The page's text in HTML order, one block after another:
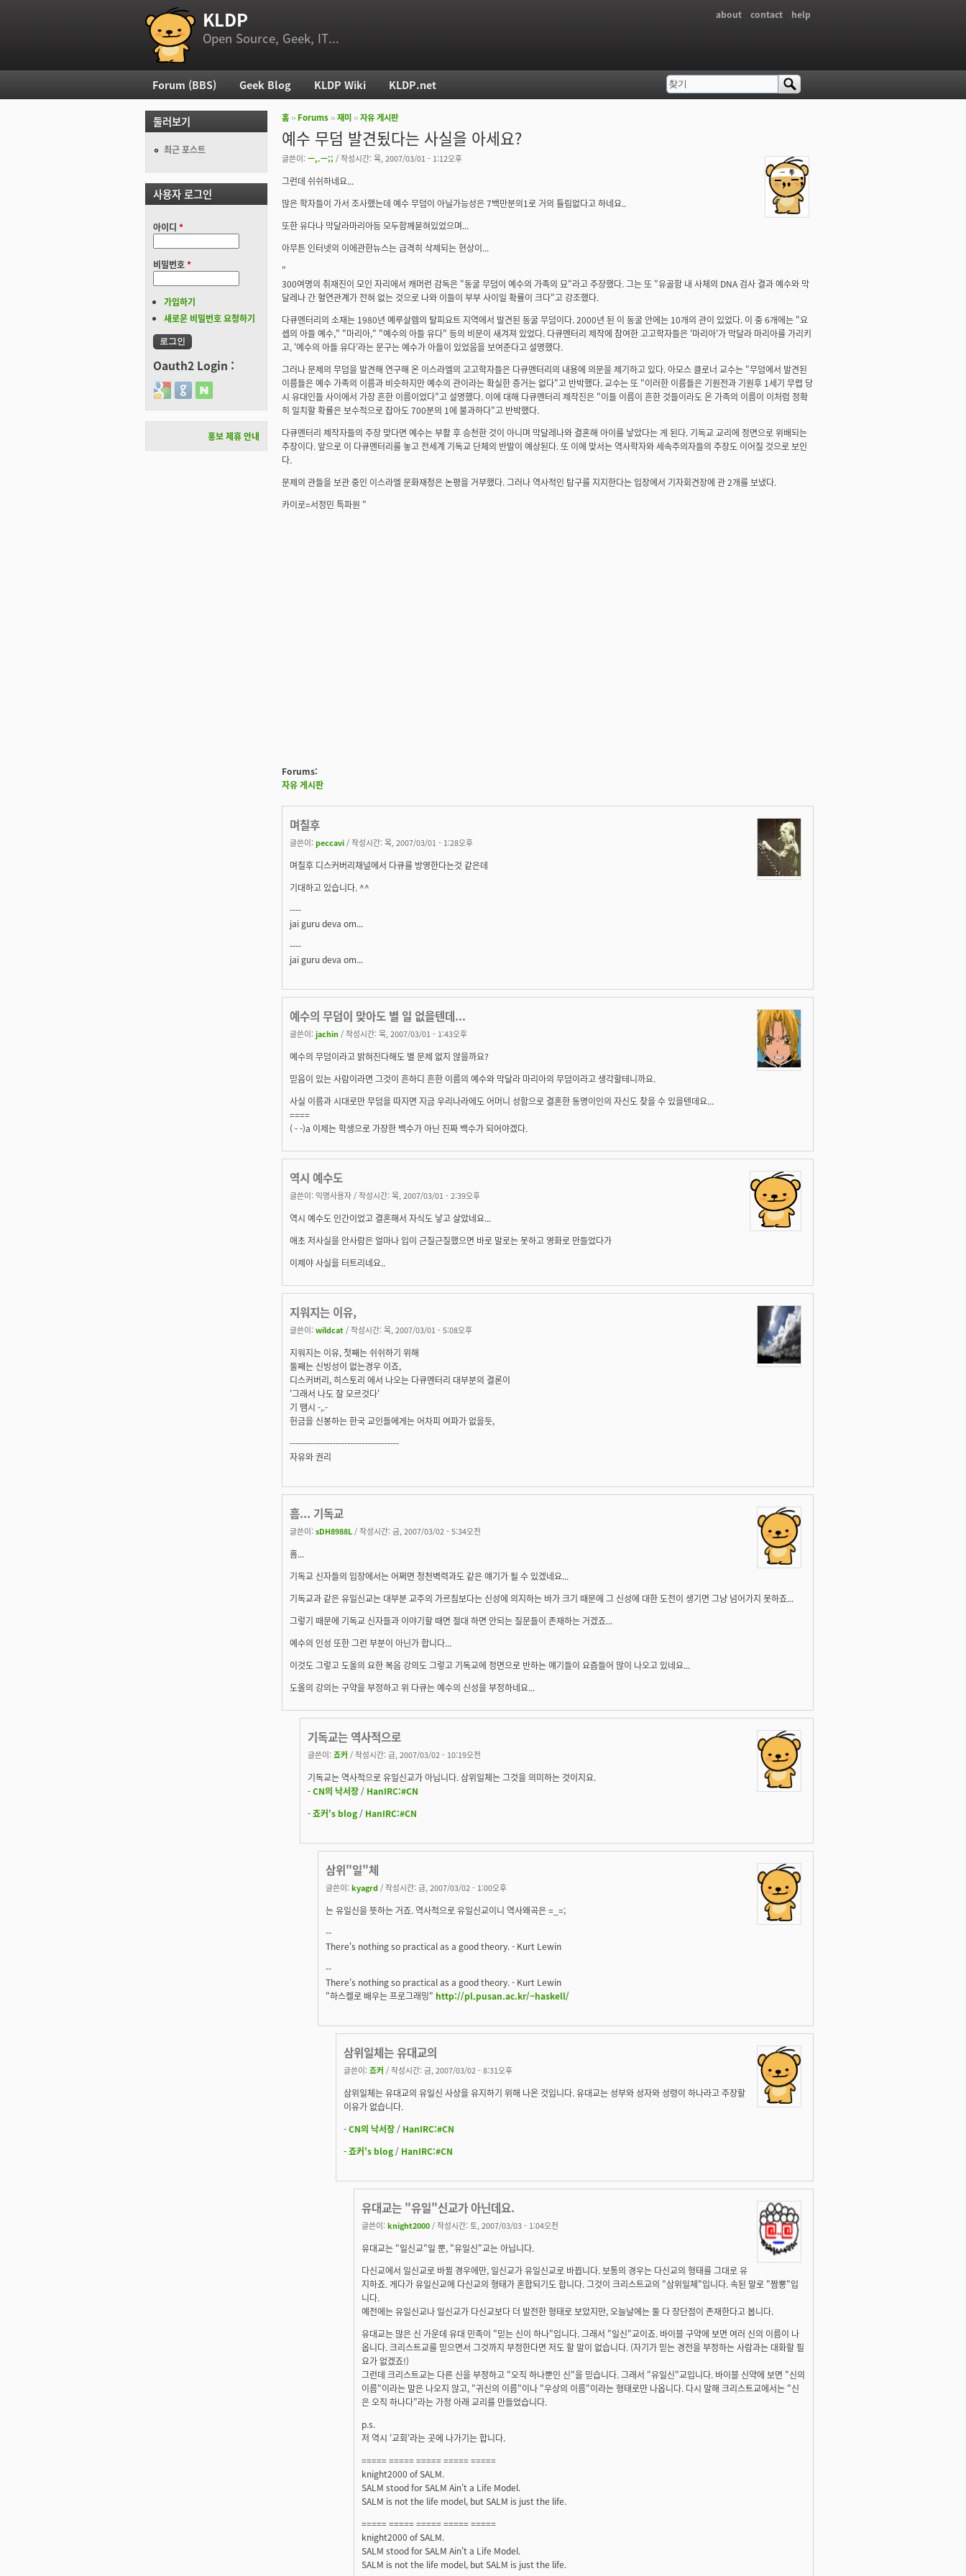
부 메뉴
about contact help
KLDP
Open Source, Geek, IT...
현재 위치
홈 ›› Forums ››재미 ››자유 게시판
예수 무덤 발견됬다는 사실을 아세요?
글쓴이: ㅡ,.ㅡ;; / 작성시간: 목, 2007/03/01 - 1:12오후
그런데 쉬쉬하네요...
많은 학자들이 가서 조사했는데 예수 무덤이 아닐가능성은 7백만분의1로 거의 틀림없다고 하네요..
또한 유다나 막달라마리아등 모두함께묻혀있었으며...
아무튼 인터넷의 이에관한뉴스는 급격히 삭제되는 현상이...
"
300여명의 취재진이 모인 자리에서 캐머런 감독은 "동굴 무덤이 예수의 가족의 묘"라고 주장했다. 그는 또 "유골함 내 사체의 DNA 검사 결과 예수와 막
달레나 간 혈연관계가 전혀 없는 것으로 나와 이들이 부부 사이일 확률이 크다"고 강조했다.
다큐멘터리의 소재는 1980년 예루살렘의 탈피요트 지역에서 발견된 동굴 무덤이다. 2000년 된 이 동굴 안에는 10개의 관이 있었다. 이 중 6개에는 "요
셉의 아들 예수," "마리아," "예수의 아들 유다" 등의 비문이 새겨져 있었다. 다큐멘터리 제작에 참여한 고고학자들은 '마리아'가 막달라 마리아를 가리키
고, '예수의 아들 유다'라는 문구는 예수가 아들이 있었음을 보여준다고 설명했다.
그러나 문제의 무덤을 발견해 연구해 온 이스라엘의 고고학자들은 다큐멘터리의 내용에 의문을 제기하고 있다. 아모스 클로너 교수는 "무덤에서 발견된
이름들은 예수 가족의 이름과 비슷하지만 예수의 관이라는 확실한 증거는 없다"고 반박했다. 교수는 또 "이러한 이름들은 기원전과 기원후 1세기 무렵 당
시 유대인들 사이에서 가장 흔한 이름이었다"고 설명했다. 이에 대해 다큐멘터리 제작진은 "이들 이름이 흔한 것들이라도 온 가족의 이름이 이처럼 정확
히 일치할 확률은 보수적으로 잡아도 700분의 1에 불과하다"고 반박했다.
다큐멘터리 제작자들의 주장 맞다면 예수는 부활 후 승천한 것이 아니며 막달레나와 결혼해 아이를 낳았다는 게 된다. 기독교 교리에 정면으로 위배되는
주장이다. 앞으로 이 다큐멘터리를 놓고 전세계 기독교 단체의 반발이 예상된다. 또 이에 맞서는 역사학자와 세속주의자들의 주장도 이어질 것으로 보인
다.
문제의 관들을 보관 중인 이스라엘 문화재청은 논평을 거부했다. 그러나 역사적인 탐구를 지지한다는 입장에서 기자회견장에 관 2개를 보냈다.
카이로=서정민 특파원 "
Forums:
자유 게시판
며칠후
글쓴이: peccavi / 작성시간: 목, 2007/03/01 - 1:28오후
며칠후 디스커버리채널에서 다큐를 방영한다는것 같은데
기대하고 있습니다. ^^
----
jai guru deva om...
----
jai guru deva om...
예수의 무덤이 맞아도 별 일 없을텐데...
글쓴이: jachin / 작성시간: 목, 2007/03/01 - 1:43오후
예수의 무덤이라고 밝혀진다해도 별 문제 없지 않을까요?
믿음이 있는 사람이라면 그것이 흔하디 흔한 이름의 예수와 막달라 마리아의 무덤이라고 생각할테니까요.
사실 이름과 시대로만 무덤을 따지면 지금 우리나라에도 어머니 성함으로 결혼한 동명이인의 자신도 찾을 수 있을텐데요...
====
( - -)a 이제는 학생으로 가장한 백수가 아닌 진짜 백수가 되어야겠다.
역시 예수도
글쓴이: 익명사용자 / 작성시간: 목, 2007/03/01 - 2:39오후
역시 예수도 인간이었고 결혼해서 자식도 낳고 살았네요...
애초 저사실을 안사람은 얼마나 입이 근질근질했으면 바로 말로는 못하고 영화로 만들었다가
이제야 사실을 터트리네요..
지워지는 이유,
글쓴이: wildcat / 작성시간: 목, 2007/03/01 - 5:08오후
지워지는 이유, 첫째는 쉬쉬하기 위해
둘째는 신빙성이 없는경우 이죠,
디스커버리, 히스토리 에서 나오는 다큐멘터리 대부분의 결론이
'그래서 나도 잘 모르것다'
기 땜시 -,.-
헌금을 신봉하는 한국 교인들에게는 어차피 여파가 없을듯,
--------------------------------------
자유와 권리
흠... 기독교
글쓴이: sDH8988L / 작성시간: 금, 2007/03/02 - 5:34오전
흠...
기독교 신자들의 입장에서는 어쩌면 청천벽력과도 같은 얘기가 될 수 있겠네요...
기독교과 같은 유일신교는 대부분 교주의 가르침보다는 신성에 의지하는 바가 크기 때문에 그 신성에 대한 도전이 생기면 그냥 넘어가지 못하죠...
그렇기 때문에 기독교 신자들과 이야기할 때면 절대 하면 안되는 질문들이 존재하는 거겠죠...
예수의 인성 또한 그런 부분이 아닌가 합니다...
이것도 그렇고 도올의 요한 복음 강의도 그렇고 기독교에 정면으로 반하는 얘기들이 요즘들어 많이 나오고 있네요...
도올의 강의는 구약을 부정하고 위 다큐는 예수의 신성을 부정하네요...
기독교는 역사적으로
글쓴이: 죠커 / 작성시간: 금, 2007/03/02 - 10:19오전
기독교는 역사적으로 유일신교가 아닙니다. 삼위일체는 그것을 의미하는 것이지요.
-CN의 낙서장 / HanIRC:#CN
-죠커's blog / HanIRC:#CN
삼위"일"체
글쓴이: kyagrd / 작성시간: 금, 2007/03/02 - 1:00오후
는 유일신을 뜻하는 거죠. 역사적으로 유일신교이니 역사왜곡은 =_=;
--
There's nothing so practical as a good theory. - Kurt Lewin
--
There's nothing so practical as a good theory. - Kurt Lewin
"하스켈로 배우는 프로그래밍" http://pl.pusan.ac.kr/~haskell/
삼위일체는 유대교의
글쓴이: 죠커 / 작성시간: 금, 2007/03/02 - 8:31오후
삼위일체는 유대교의 유일신 사상을 유지하기 위해 나온 것입니다. 유대교는 성부와 성자와 성령이 하나라고 주장할
이유가 없습니다.
-CN의 낙서장 / HanIRC:#CN
-죠커's blog / HanIRC:#CN
유대교는 "유일"신교가 아닌데요.
글쓴이: knight2000 / 작성시간: 토, 2007/03/03 - 1:04오전
유대교는 "일신교"일 뿐, "유일신"교는 아닙니다.
다신교에서 일신교로 바뀔 경우에만, 일신교가 유일신교로 바뀝니다. 보통의 경우는 다신교의 형태를 그대로 유
지하죠. 게다가 유일신교에 다신교의 형태가 혼합되기도 합니다. 그것이 크리스트교의 "삼위일체"입니다. 속된 말로 "짬뽕"입
니다.
예전에는 유일신교나 일신교가 다신교보다 더 발전한 형태로 보았지만, 오늘날에는 둘 다 장단점이 존재한다고 봅니다.
유대교는 많은 신 가운데 유대 민족이 "믿는 신이 하나"입니다. 그래서 "일신"교이죠. 바이블 구약에 보면 여러 신의 이름이 나
옵니다. 크리스트교를 믿으면서 그것까지 부정한다면 저도 할 말이 없습니다. (자기가 믿는 경전을 부정하는 사람과는 대화할 필
요가 없겠죠!)
그런데 크리스트교는 다른 신을 부정하고 "오직 하나뿐인 신"을 믿습니다. 그래서 "유일신"교입니다. 바이블 신약에 보면 "신의
이름"이라는 말은 나오지 않고, "귀신의 이름"이나 "우상의 이름"이라는 형태로만 나옵니다. 다시 말해 크리스트교에서는 "신
은 오직 하나다"라는 가정 아래 교리를 만들었습니다.
p.s.
저 역시 '교회'라는 곳에 나가기는 합니다.
===== ===== ===== ===== =====
knight2000 of SALM.
SALM stood for SALM Ain't a Life Model.
SALM is not the life model, but SALM is just the life.
===== ===== ===== ===== =====
knight2000 of SALM.
SALM stood for SALM Ain't a Life Model.
SALM is not the life model, but SALM is just the life.
주 메뉴
Forum (BBS) Geek Blog KLDP Wiki KLDP.net 검색 폼
찾기
둘러보기
최근 포스트
사용자 로그인
아이디 *
비밀번호*
가입하기
새로운 비밀번호 요청하기
Oauth2 Login :
Login with Google
Login with GitHub
Login with Naver
홍보 제휴 안내